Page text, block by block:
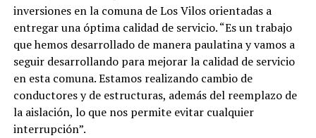
inversiones en la comuna de Los Vilos orientadas a
entregar una óptima calidad de servicio. “Es un trabajo
que hemos desarrollado de manera paulatina y vamos a
seguir desarrollando para mejorar la calidad de servicio
en esta comuna. Estamos realizando cambio de
conductores y de estructuras, además del reemplazo de
la aislación, lo que nos permite evitar cualquier
interrupción”.